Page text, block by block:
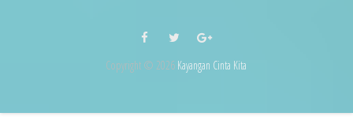
Copyright © 2026 Kayangan Cinta Kita